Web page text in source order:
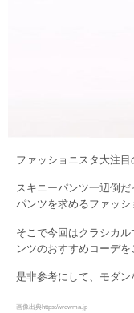
ファッショニスタ大注目
スキニーパンツ一辺倒
パンツを求めるファッシ
そこで今回はクラシカ
ンツのおすすめコーデを
是非参考にして、モダ
画像出典https://wowma.jp